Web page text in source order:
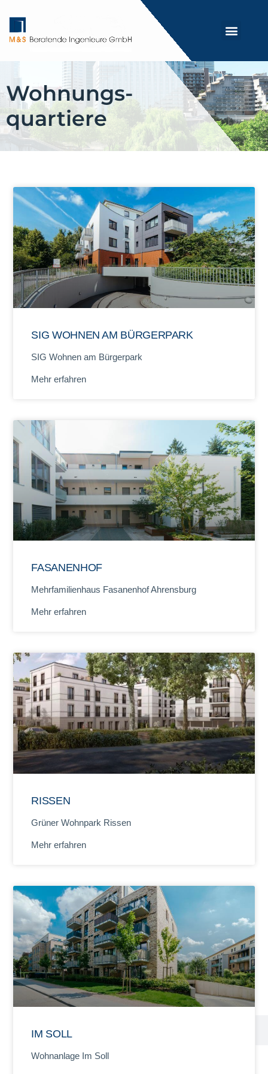
Wohnungs-
quartiere
SIG WOHNEN AM BÜRGERPARK
SIG Wohnen am Bürgerpark
Mehr erfahren
FASANENHOF
Mehrfamilienhaus Fasanenhof Ahrensburg
Mehr erfahren
RISSEN
Grüner Wohnpark Rissen
Mehr erfahren
IM SOLL
Wohnanlage Im Soll